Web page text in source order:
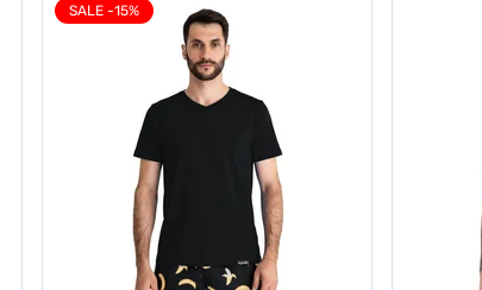
Чоловічі труси Anatomic Classic
1.2 Black Series, темно-зелений
509 грн
449 грн
SALE -15%